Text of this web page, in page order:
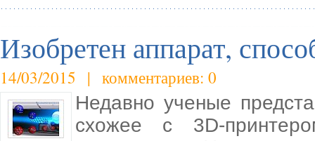
Изобретен аппарат,
14/03/2015 | комментариев: 0
Недавно ученые
схожее с 3D-